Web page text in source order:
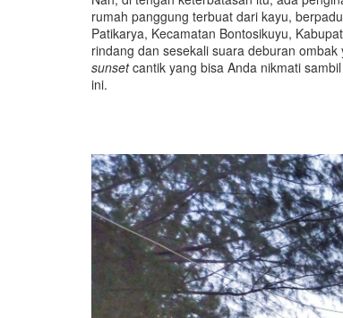
rumah panggung terbuat dari kayu,
Patikarya, Kecamatan Bontosikuyu,
rindang dan sesekali suara deburan
sunsetcantik yang bisa Anda nikmati
ini.